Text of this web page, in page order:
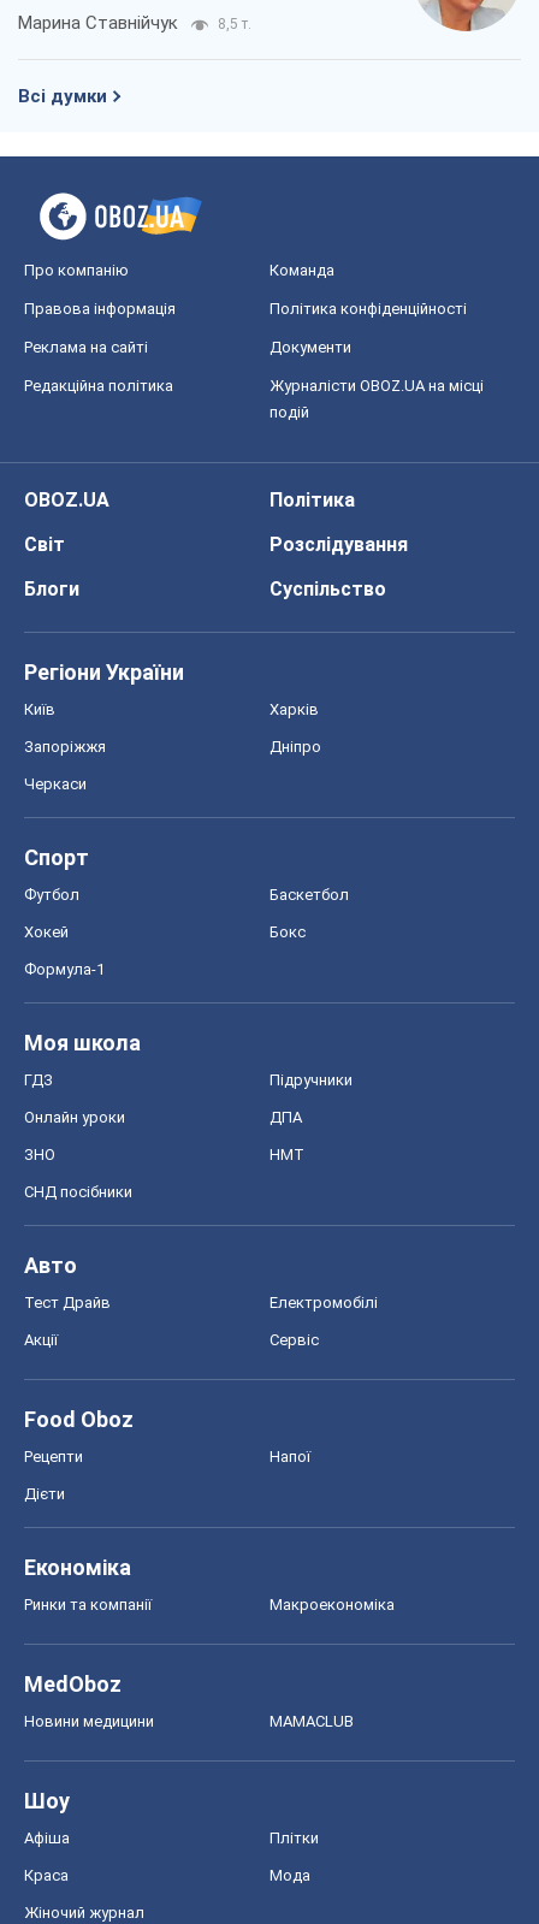
Марина Ставнійчук 8,5 т.
Всі думки
Про компанію Команда
Правова інформація Політика конфіденційності
Реклама на сайті Документи
Редакційна політика
Журналісти OBOZ.UA на місці
подій
OBOZ.UA
Політика
Світ
Розслідування
Блоги
Суспільство
Регіони України
Київ Харків
Запоріжжя Дніпро
Черкаси
Спорт
Футбол Баскетбол
Хокей Бокс
Формула-1
Моя школа
ГДЗ Підручники
Онлайн уроки ДПА
ЗНО НМТ
СНД посібники
Авто
Тест Драйв Електромобілі
Акції Сервіс
Food Oboz
Рецепти Напої
Дієти
Економіка
Ринки та компанії Макроекономіка
MedOboz
Новини медицини MAMACLUB
Шоу
Афіша Плітки
Краса Мода
Жіночий журнал